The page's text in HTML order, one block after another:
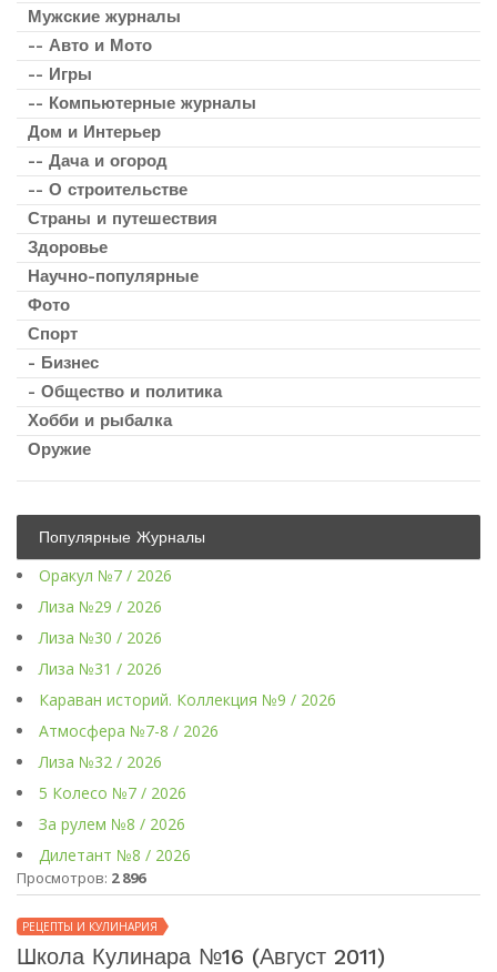
Мужские журналы
-- Авто и Мото
-- Игры
-- Компьютерные журналы
Дом и Интерьер
-- Дача и огород
-- О строительстве
Страны и путешествия
Здоровье
Научно-популярные
Фото
Спорт
- Бизнес
- Общество и политика
Хобби и рыбалка
Оружие
Популярные Журналы
Оракул №7 / 2026
Лиза №29 / 2026
Лиза №30 / 2026
Лиза №31 / 2026
Караван историй. Коллекция №9 / 2026
Атмосфера №7-8 / 2026
Лиза №32 / 2026
5 Колесо №7 / 2026
За рулем №8 / 2026
Дилетант №8 / 2026
Просмотров: 2 896
РЕЦЕПТЫ И КУЛИНАРИЯ
Школа Кулинара №16 (август 2011)